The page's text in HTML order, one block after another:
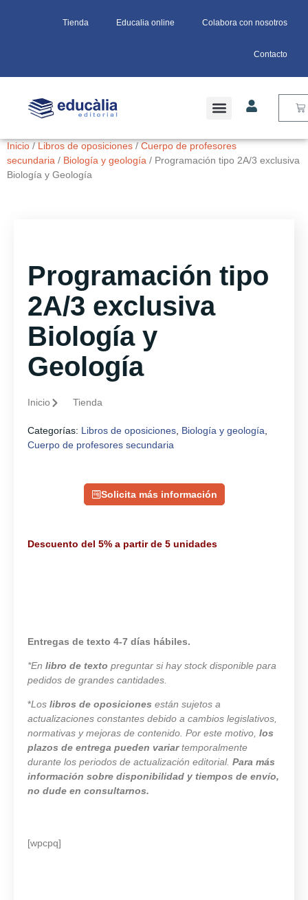
Tienda Educalia online Colabora con nosotros
Contacto
Inicio/Libros de oposiciones/Cuerpo de profesores
secundaria / Biología y geología / Programación tipo 2A/3 exclusiva
Biología y Geología
Programación tipo
2A/3 exclusiva
Biología y
Geología
Inicio Tienda
Categorías: Libros de oposiciones Biología y geología
Cuerpo de profesores secundaria
Solicita más información
Descuento del 5% a partir de 5 unidades
Entregas de texto 4-7 días hábiles.
*En libro de texto preguntar si hay stock disponible para
pedidos de grandes cantidades.
*Los libros de oposiciones están sujetos a
actualizaciones constantes debido a cambios legislativos,
normativas y mejoras de contenido. Por este motivo, los
plazos de entrega pueden variartemporalmente
durante los periodos de actualización editorial. Para más
información sobre disponibilidad y tiempos de envío,
no dude en consultarnos.
[wpcpq]